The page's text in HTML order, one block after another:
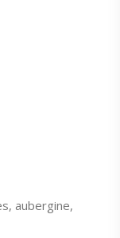
aubergine,